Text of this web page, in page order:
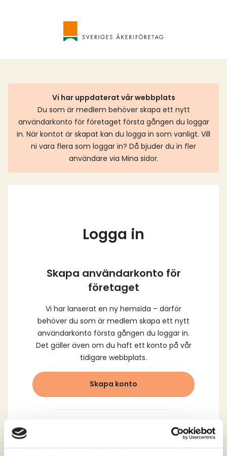
Vi har uppdaterat vår webbplats
Du som är medlem behöver skapa ett nytt
användarkonto för företaget första gången du loggar
in. När kontot är skapat kan du logga in som vanligt. Vill
ni vara flera som loggar in? Då bjuder du in fler
användare via Mina sidor.
Logga in
Skapa användarkonto för
företaget
Vi har lanserat en ny hemsida – därför
behöver du som är medlem skapa ett nytt
användarkonto första gången du loggar in.
Det gäller även om du haft ett konto på vår
tidigare webbplats.
Skapa konto